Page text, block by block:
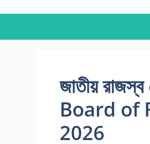
জাতীয়
Board of
2026